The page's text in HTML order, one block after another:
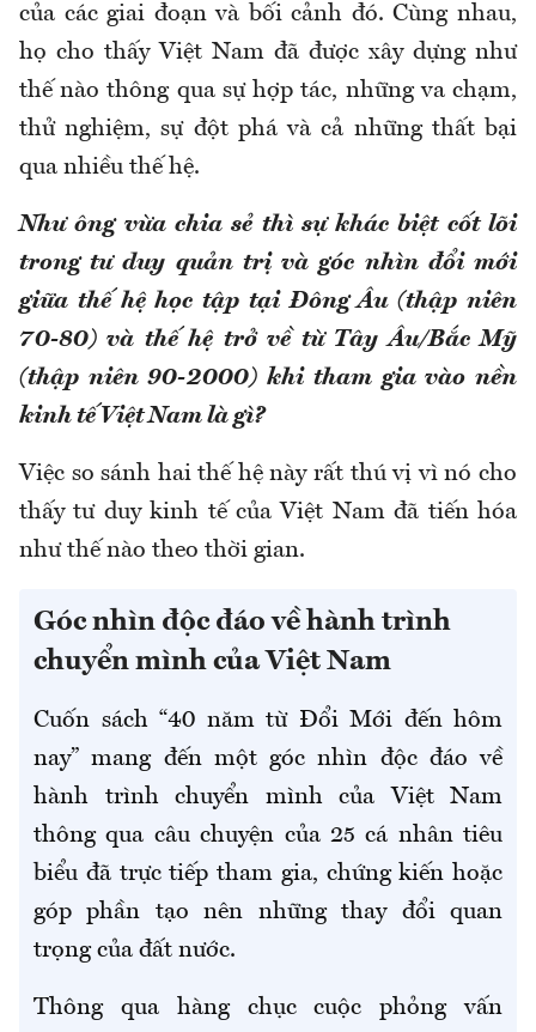
của các giai đoạn và bối cảnh đó. Cùng nhau,
họ cho thấy Việt Nam đã được xây dựng như
thế nào thông qua sự hợp tác, những va chạm,
thử nghiệm, sự đột phá và cả những thất bại
qua nhiều thế hệ.
Như ông vừa chia sẻ thì sự khác biệt cốt lõi
trong tư duy quản trị và góc nhìn đổi mới
giữa thế hệ học tập tại Đông Âu (thập niên
70-80) và thế hệ trở về từ Tây Âu/Bắc Mỹ
(thập niên 90-2000) khi tham gia vào nền
kinh tế Việt Nam là gì?
Việc so sánh hai thế hệ này rất thú vị vì nó cho
thấy tư duy kinh tế của Việt Nam đã tiến hóa
như thế nào theo thời gian.
Góc nhìn độc đáo về hành trình
chuyển mình của Việt Nam
Cuốn sách “40 năm từ Đổi Mới đến hôm
nay” mang đến một góc nhìn độc đáo về
hành trình chuyển mình của Việt Nam
thông qua câu chuyện của 25 cá nhân tiêu
biểu đã trực tiếp tham gia, chứng kiến hoặc
góp phần tạo nên những thay đổi quan
trọng của đất nước.
Thông qua hàng chục cuộc phỏng vấn